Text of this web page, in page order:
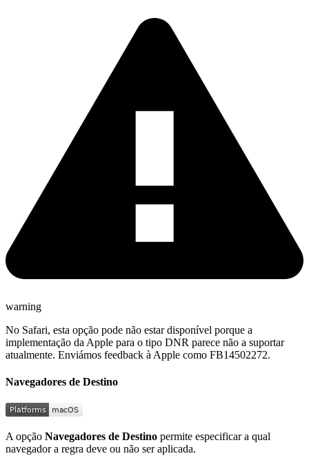
warning
No Safari, esta opção pode não estar disponível porque a
implementação da Apple para o tipo DNR parece não a suportar
atualmente. Enviámos feedback à Apple como FB14502272.
Navegadores de Destino
A opção Navegadores de Destino permite especificar a qual
navegador a regra deve ou não ser aplicada.